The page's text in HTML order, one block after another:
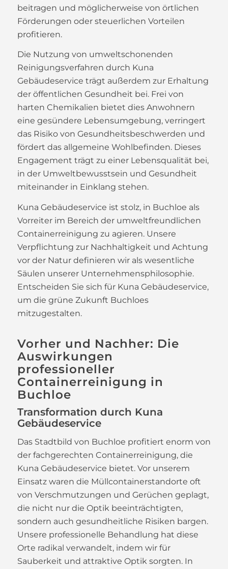
beitragen und möglicherweise von örtlichen
Förderungen oder steuerlichen Vorteilen
profitieren.
Die Nutzung von umweltschonenden
Reinigungsverfahren durch Kuna
Gebäudeservice trägt außerdem zur Erhaltung
der öffentlichen Gesundheit bei. Frei von
harten Chemikalien bietet dies Anwohnern
eine gesündere Lebensumgebung, verringert
das Risiko von Gesundheitsbeschwerden und
fördert das allgemeine Wohlbefinden. Dieses
Engagement trägt zu einer Lebensqualität bei,
in der Umweltbewusstsein und Gesundheit
miteinander in Einklang stehen.
Kuna Gebäudeservice ist stolz, in Buchloe als
Vorreiter im Bereich der umweltfreundlichen
Containerreinigung zu agieren. Unsere
Verpflichtung zur Nachhaltigkeit und Achtung
vor der Natur definieren wir als wesentliche
Säulen unserer Unternehmensphilosophie.
Entscheiden Sie sich für Kuna Gebäudeservice,
um die grüne Zukunft Buchloes
mitzugestalten.
Vorher und Nachher: Die
Auswirkungen
professioneller
Containerreinigung in
Buchloe
Transformation durch Kuna
Gebäudeservice
Das Stadtbild von Buchloe profitiert enorm von
der fachgerechten Containerreinigung, die
Kuna Gebäudeservice bietet. Vor unserem
Einsatz waren die Müllcontainerstandorte oft
von Verschmutzungen und Gerüchen geplagt,
die nicht nur die Optik beeinträchtigten,
sondern auch gesundheitliche Risiken bargen.
Unsere professionelle Behandlung hat diese
Orte radikal verwandelt, indem wir für
Sauberkeit und attraktive Optik sorgten. In